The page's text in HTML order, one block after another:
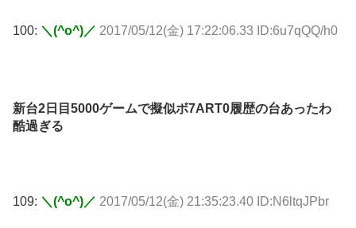
100: ＼(^o^)／ 2017/05/12(金) 17:22:06.33 ID:6u7qQQ/h0
新台2日目5000ゲームで擬似ボ7ART0履歴の台あったわ
酷過ぎる
109: ＼(^o^)／ 2017/05/12(金) 21:35:23.40 ID:N6ltqJPbr